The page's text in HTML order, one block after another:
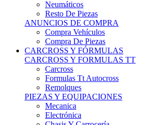
Neumáticos
Resto De Piezas
ANUNCIOS DE COMPRA
Compra Vehículos
Compra De Piezas
CARCROSS Y FÓRMULAS
CARCROSS Y FORMULAS TT
Carcross
Formulas Tt Autocross
Remolques
PIEZAS Y EQUIPACIONES
Mecanica
Electrónica